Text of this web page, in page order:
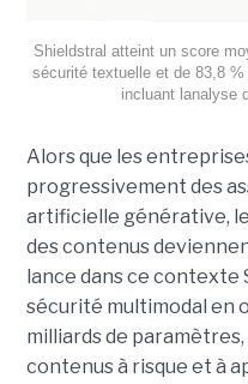
Shieldstral atteint un score
sécurité textuelle et de 83,8
incluant lanalyse
Alors que les
progressivement des
artificielle générative,
des contenus
lance dans ce contexte
sécurité multimodal en
milliards de
contenus à risque et à